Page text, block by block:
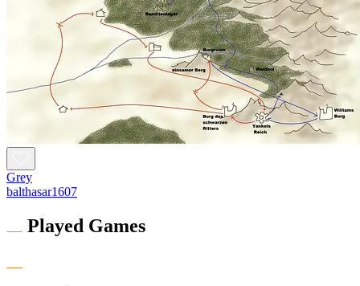
Grey
balthasar1607
Played Games